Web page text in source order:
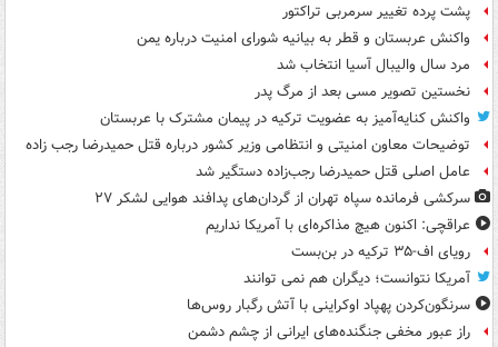
پشت پرده تغییر سرمربی تراکتور
واکنش عربستان و قطر به بیانیه شورای امنیت درباره یمن
مرد سال والیبال آسیا انتخاب شد
نخستین تصویر مسی بعد از مرگ پدر
واکنش کنایه‌آمیز به عضویت ترکیه در پیمان مشترک با عربستان
توضیحات معاون امنیتی و انتظامی وزیر کشور درباره قتل حمیدرضا رجب زاده
عامل اصلی قتل حمیدرضا رجب‌زاده دستگیر شد
سرکشی فرمانده سپاه تهران از گردان‌های پدافند هوایی لشکر ۲۷
عراقچی: اکنون هیچ مذاکره‌ای با آمریکا نداریم
رویای اف-۳۵ ترکیه در بن‌بست
آمریکا نتوانست؛ دیگران هم نمی توانند
سرنگون‌کردن پهپاد اوکراینی با آتش رگبار روس‌ها
راز عبور مخفی جنگنده‌های ایرانی از چشم دشمن